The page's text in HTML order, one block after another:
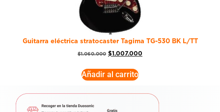
Guitarra eléctrica stratocaster Tagima TG-530 BK L/TT
$1.060.000 $1.007.000
Añadir al carrito